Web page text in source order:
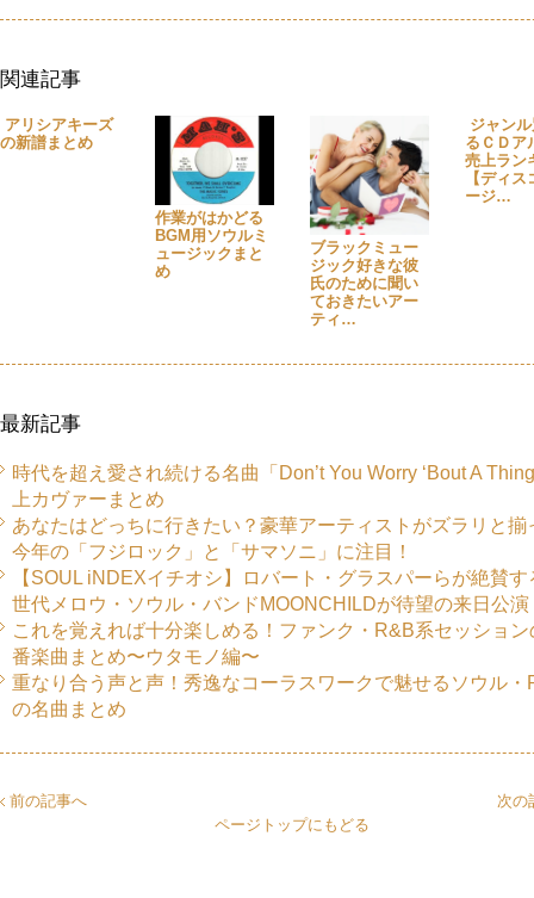
関連記事
アリシアキーズ
の新譜まとめ
作業がはかどる
BGM用ソウルミ
ュージックまと
め
ブラックミュー
ジック好きな彼
氏のために聞い
ておきたいアー
ティ…
ジャン
るＣＤア
売上ラン
【ディス
ージ…
最新記事
時代を超え愛され続ける名曲「Don’t You Worry ‘Bout A
上カヴァーまとめ
あなたはどっちに行きたい？豪華アーティストがズラリと揃
今年の「フジロック」と「サマソニ」に注目！
【SOUL iNDEXイチオシ】ロバート・グラスパーらが絶賛す
世代メロウ・ソウル・バンドMOONCHILDが待望の来日公演
これを覚えれば十分楽しめる！ファンク・R&B系セッション
番楽曲まとめ〜ウタモノ編〜
重なり合う声と声！秀逸なコーラスワークで魅せるソウル・
の名曲まとめ
前の記事へ
次の
ページトップにもどる